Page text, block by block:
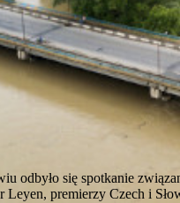
odbyło się spotkanie
premierzy Czech i